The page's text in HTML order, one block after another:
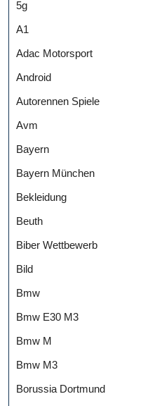
5g
A1
Adac Motorsport
Android
Autorennen Spiele
Avm
Bayern
Bayern München
Bekleidung
Beuth
Biber Wettbewerb
Bild
Bmw
Bmw E30 M3
Bmw M
Bmw M3
Borussia Dortmund